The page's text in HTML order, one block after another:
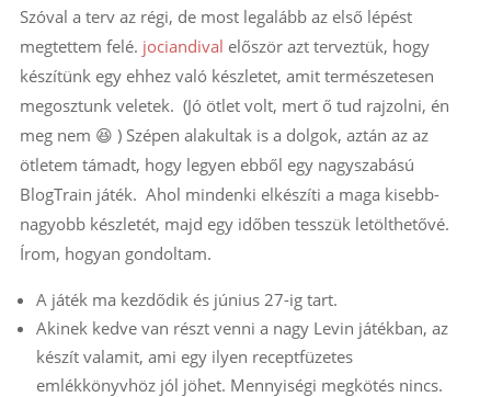
Szóval a terv az régi, de most legalább az első lépést
megtettem felé. jociandival először azt terveztük, hogy
készítünk egy ehhez való készletet, amit természetesen
megosztunk veletek. (Jó ötlet volt, mert ő tud rajzolni, én
meg nem 😆 ) Szépen alakultak is a dolgok, aztán az az
ötletem támadt, hogy legyen ebből egy nagyszabású
BlogTrain játék. Ahol mindenki elkészíti a maga kisebb-
nagyobb készletét, majd egy időben tesszük letölthetővé.
Írom, hogyan gondoltam.
A játék ma kezdődik és június 27-ig tart.
Akinek kedve van részt venni a nagy Levin játékban, az
készít valamit, ami egy ilyen receptfüzetes
emlékkönyvhöz jól jöhet. Mennyiségi megkötés nincs.